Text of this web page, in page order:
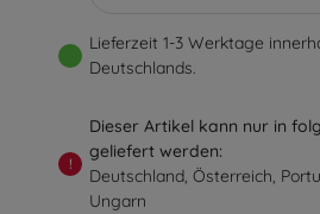
Lieferzeit 1-3 Werktage
Deutschlands.
!
Dieser Artikel kann nur in
geliefert werden:
Deutschland, Österreich,
Ungarn